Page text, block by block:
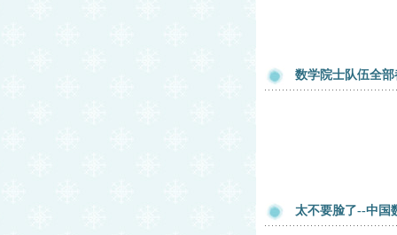
数学院士队伍全
太不要脸了--中国